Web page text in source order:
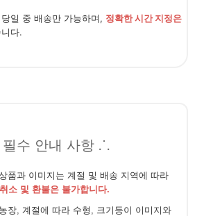
일 중 배송만 가능하며, 정확한 시간 지정은
다.
수 안내 사항 ⸫
품과 이미지는 계절 및 배송 지역에 따라
취소 및 환불은 불가합니다.
장, 계절에 따라 수형, 크기등이 이미지와